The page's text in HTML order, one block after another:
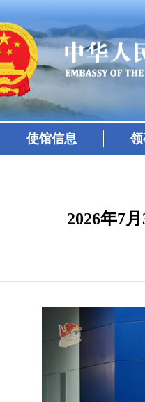
使馆信息
2026年7